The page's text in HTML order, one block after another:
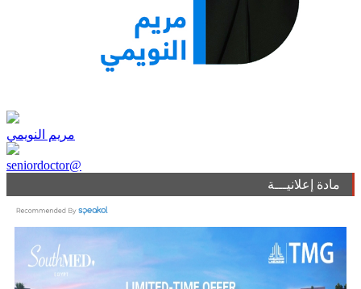
مريم النويمي
seniordoctor@
مادة إعلانيـــة